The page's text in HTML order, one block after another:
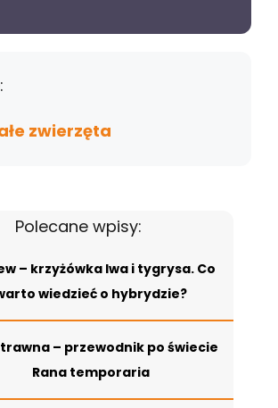
zwierzęta
Polecane wpisy:
– krzyżówka lwa i tygrysa. Co
wiedzieć o hybrydzie?
– przewodnik po świecie
Rana temporaria